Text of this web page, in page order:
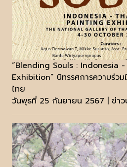
“Blending Souls : Indonesia
Exhibition” นิทรรศการความร่วม
ไทย
วันพุธที่ 25 กันยายน 2567 | ข่าว